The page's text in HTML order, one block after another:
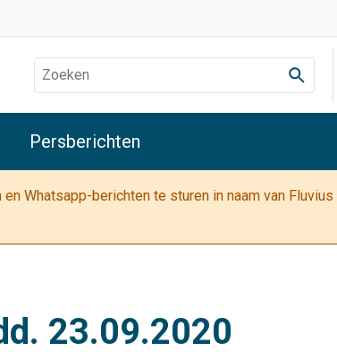
Zoeken
Persberichten
Whatsapp-berichten te sturen in naam van
23.09.2020